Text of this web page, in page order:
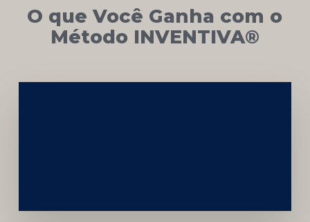
O que Você Ganha com o
Método INVENTIVA®